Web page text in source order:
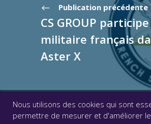
Publication précédente
CS GROUP
militaire français
Aster X
© CS GROUP 2026. Tous
Nous utilisons des cookies qui sont
permettre de mesurer et d'améliorer